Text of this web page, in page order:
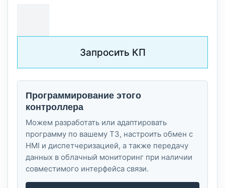
Запросить КП
Программирование этого
контроллера
Можем разработать или адаптировать
программу по вашему ТЗ, настроить обмен с
HMI и диспетчеризацией, а также передачу
данных в облачный мониторинг при наличии
совместимого интерфейса связи.